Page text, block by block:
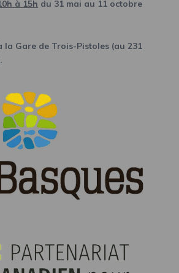
à 15h du 31 mai au 11 octobre
la Gare de Trois-Pistoles (au 231